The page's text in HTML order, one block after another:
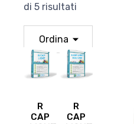
di 5 risultati
R
CAP
R
CAP